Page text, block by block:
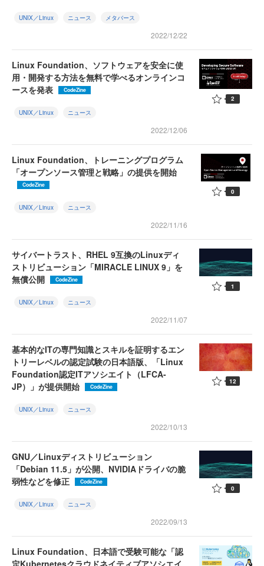
UNIX／Linux ニュース メタバース
2022/12/22
Linux Foundation、ソフトウェアを安全に使
用・開発する方法を無料で学べるオンラインコ
ースを発表
CodeZine
UNIX／Linux ニュース
2022/12/06
2
Linux Foundation、トレーニングプログラム
「オープンソース管理と戦略」の提供を開始
CodeZine
UNIX／Linux ニュース
2022/11/16
0
サイバートラスト、RHEL 9互換のLinuxディ
ストリビューション「MIRACLE LINUX 9」を
無償公開
CodeZine
UNIX／Linux ニュース
2022/11/07
1
基本的なITの専門知識とスキルを証明するエン
トリーレベルの認定試験の日本語版、「Linux
Foundation認定ITアソシエイト（LFCA-
JP）」が提供開始
CodeZine
UNIX／Linux ニュース
2022/10/13
12
GNU／Linuxディストリビューション
「Debian 11.5」が公開、NVIDIAドライバの脆
弱性などを修正
CodeZine
UNIX／Linux ニュース
2022/09/13
0
Linux Foundation、日本語で受験可能な「認
定Kubernetesクラウドネイティブアソシエイ